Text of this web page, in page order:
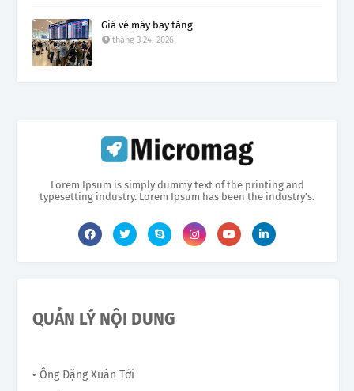
Giá vé máy bay tăng
tháng 3 24, 2026
Lorem Ipsum is simply dummy text of the printing and
typesetting industry. Lorem Ipsum has been the industry's.
QUẢN LÝ NỘI DUNG
• Ông Đặng Xuân Tới